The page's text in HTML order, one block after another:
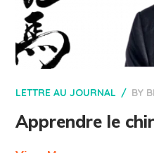
LETTRE AU JOURNAL BY
Apprendre le